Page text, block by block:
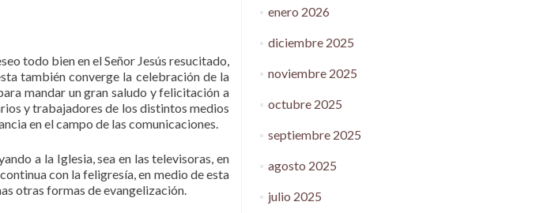
todo bien en el Señor Jesús resucitado,
también converge la celebración de la
mandar un gran saludo y felicitación a
y trabajadores de los distintos medios
en el campo de las comunicaciones.
a la Iglesia, sea en las televisoras, en
con la feligresía, en medio de esta
otras formas de evangelización.
enero 2026
diciembre 2025
noviembre 2025
octubre 2025
septiembre 2025
agosto 2025
julio 2025